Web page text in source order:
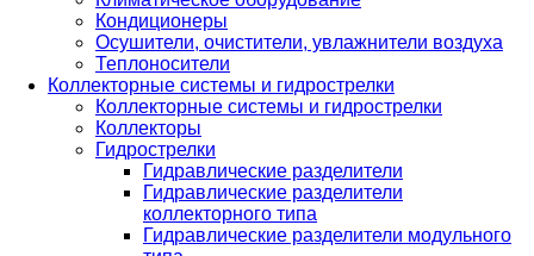
Кондиционеры
Осушители, очистители, увлажнители воздуха
Теплоносители
Коллекторные системы и гидрострелки
Коллекторные системы и гидрострелки
Коллекторы
Гидрострелки
Гидравлические разделители
Гидравлические разделители
коллекторного типа
Гидравлические разделители модульного